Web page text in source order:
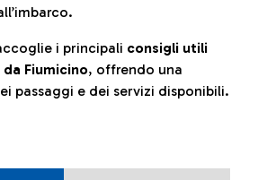
i principali consigli utili
Fiumicino, offrendo una
passaggi e dei servizi disponibili.